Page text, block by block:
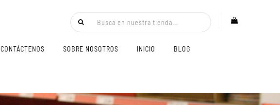
CONTÁCTENOS SOBRE NOSOTROS INICIO BLOG